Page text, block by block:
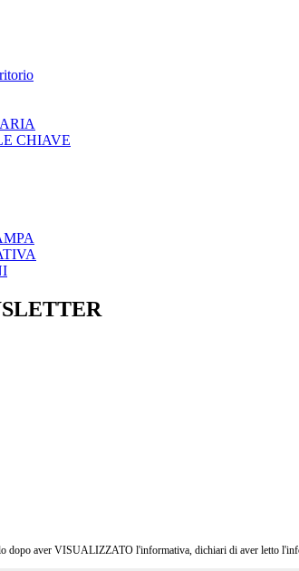
CHIAVE
dopo aver VISUALIZZATO l'informativa, dichiari di aver letto